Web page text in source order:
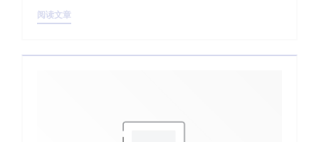
阅读文章((在新窗口中打开))